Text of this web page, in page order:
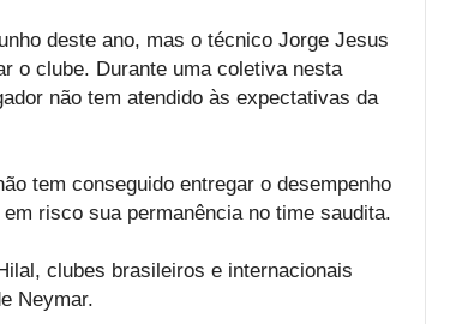
deste ano, mas o técnico Jorge Jesus
o clube. Durante uma coletiva nesta
não tem atendido às expectativas da
tem conseguido entregar o desempenho
risco sua permanência no time saudita.
clubes brasileiros e internacionais
Neymar.